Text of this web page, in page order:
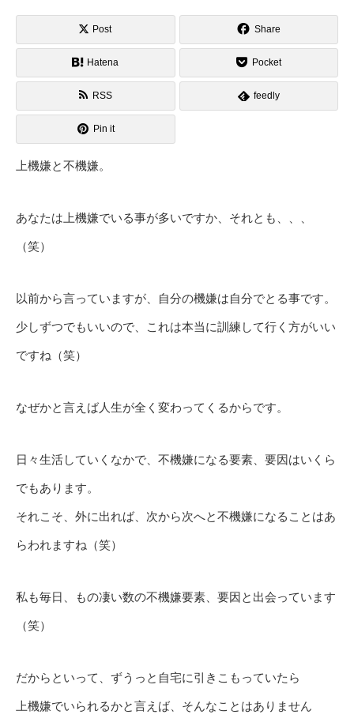
Post Share
Hatena Pocket
RSS feedly
Pin it
上機嫌と不機嫌。
あなたは上機嫌でいる事が多いですか、それとも、、、
（笑）
以前から言っていますが、自分の機嫌は自分でとる事です。
少しずつでもいいので、これは本当に訓練して行く方がいい
ですね（笑）
なぜかと言えば人生が全く変わってくるからです。
日々生活していくなかで、不機嫌になる要素、要因はいくら
でもあります。
それこそ、外に出れば、次から次へと不機嫌になることはあ
らわれますね（笑）
私も毎日、もの凄い数の不機嫌要素、要因と出会っています
（笑）
だからといって、ずうっと自宅に引きこもっていたら
上機嫌でいられるかと言えば、そんなことはありません